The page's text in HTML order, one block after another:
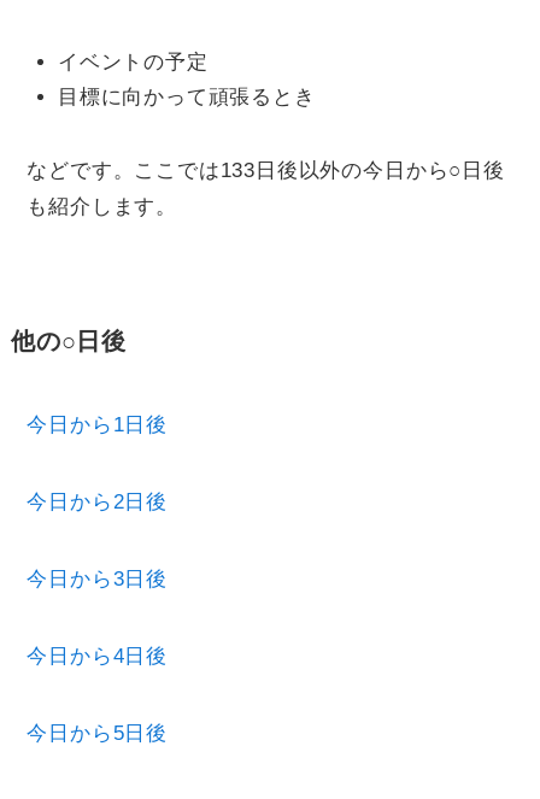
イベントの予定
目標に向かって頑張るとき
などです。ここでは133日後以外の今日から○日後
も紹介します。
他の○日後
今日から1日後
今日から2日後
今日から3日後
今日から4日後
今日から5日後